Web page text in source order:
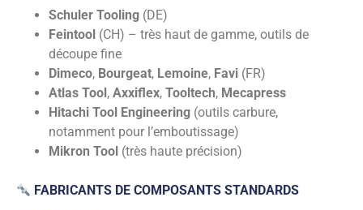
Schuler Tooling (DE)
Feintool (CH) – très haut de gamme, outils de
découpe fine
Dimeco, Bourgeat, Lemoine, Favi (FR)
Atlas Tool, Axxiflex, Tooltech, Mecapress
Hitachi Tool Engineering (outils carbure,
notamment pour l’emboutissage)
Mikron Tool (très haute précision)
FABRICANTS DE COMPOSANTS STANDARDS